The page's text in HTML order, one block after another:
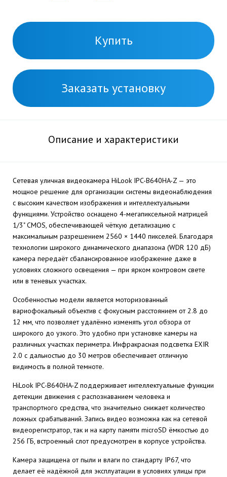
Купить
Заказать установку
Описание и характеристики
Сетевая уличная видеокамера HiLook IPC-B640HA-Z — это
мощное решение для организации системы видеонаблюдения
с высоким качеством изображения и интеллектуальными
функциями. Устройство оснащено 4-мегапиксельной матрицей
1/3" CMOS, обеспечивающей чёткую детализацию с
максимальным разрешением 2560 × 1440 пикселей. Благодаря
технологии широкого динамического диапазона (WDR 120 дБ)
камера передаёт сбалансированное изображение даже в
условиях сложного освещения — при ярком контровом свете
или в теневых участках.
Особенностью модели является моторизованный
вариофокальный объектив с фокусным расстоянием от 2.8 до
12 мм, что позволяет удалённо изменять угол обзора от
широкого до узкого. Это удобно при установке камеры на
различных участках периметра. Инфракрасная подсветка EXIR
2.0 с дальностью до 30 метров обеспечивает отличную
видимость в полной темноте.
HiLook IPC-B640HA-Z поддерживает интеллектуальные функции
детекции движения с распознаванием человека и
транспортного средства, что значительно снижает количество
ложных срабатываний. Запись видео возможна как на сетевой
видеорегистратор, так и на карту памяти microSD ёмкостью до
256 ГБ, встроенный слот предусмотрен в корпусе устройства.
Камера защищена от пыли и влаги по стандарту IP67, что
делает её надёжной для эксплуатации в условиях улицы при